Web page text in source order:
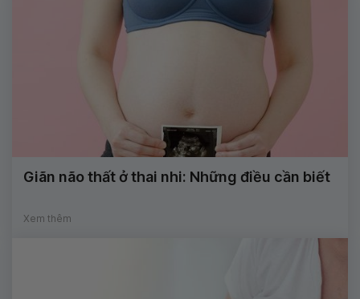
Giãn não thất ở thai nhi: Những điều cần biết
Xem thêm